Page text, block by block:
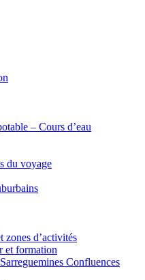
– Cours d’eau
du voyage
zones d’activités
et formation
Confluences